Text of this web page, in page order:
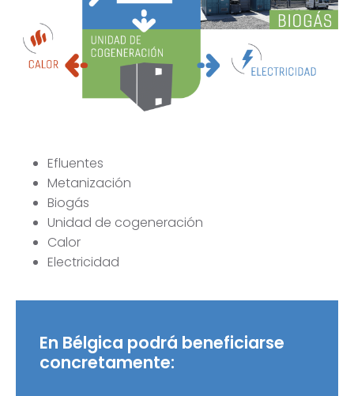
Efluentes
Metanización
Biogás
Unidad de cogeneración
Calor
Electricidad
En Bélgica podrá beneficiarse
concretamente: